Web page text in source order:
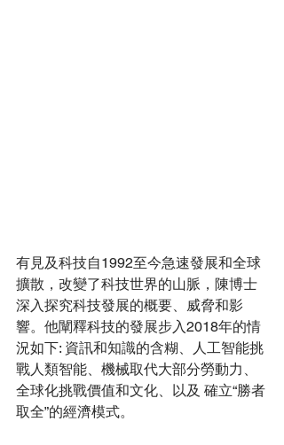
有見及科技自1992至今急速發展和全球
擴散，改變了科技世界的山脈，陳博士
深入探究科技發展的概要、威脅和影
響。他闡釋科技的發展步入2018年的情
況如下: 資訊和知識的含糊、人工智能挑
戰人類智能、機械取代大部分勞動力、
全球化挑戰價值和文化、以及 確立“勝者
取全”的經濟模式。